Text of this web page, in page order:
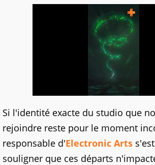
Si l'identité exacte du studio que
rejoindre reste pour le moment
responsable d'Electronic Arts
souligner que ces départs